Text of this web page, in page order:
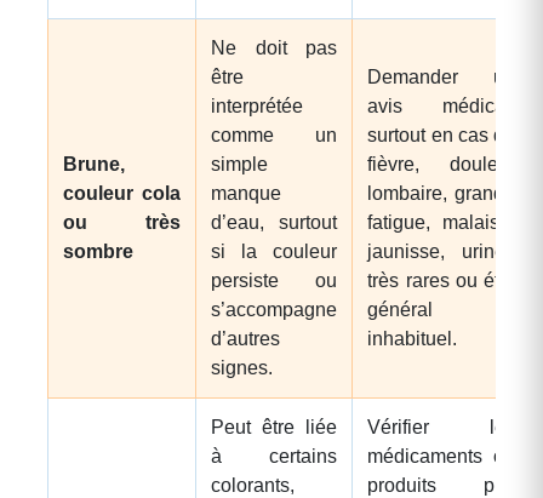
Brune,
couleur cola
ou très
sombre
Ne doit pas
être
interprétée
comme un
simple
manque
d’eau, surtout
si la couleur
persiste ou
s’accompagne
d’autres
signes.
Demander un
avis médical,
surtout en cas de
fièvre, douleur
lombaire, grande
fatigue, malaise,
jaunisse, urines
très rares ou état
général
inhabituel.
Peut être liée
à certains
colorants,
Vérifier les
médicaments ou
produits pris